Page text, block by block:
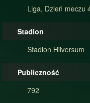
Liga, Dzień meczu
Stadion
Stadion Hilversum
Publiczność
792